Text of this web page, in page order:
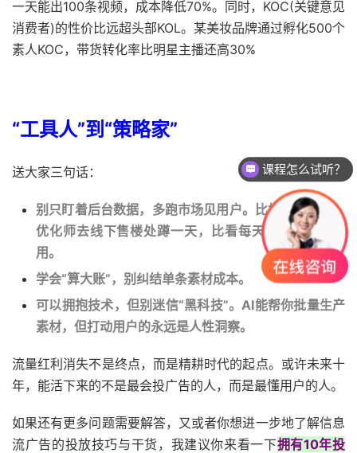
一天能出100条视频，成本降低70%。同时，KOC(关键意见
消费者)的性价比远超头部KOL。某美妆品牌通过孵化500个
素人KOC，带货转化率比明星主播还高30%
“工具人”到“策略家”
送大家三句话：
别只盯着后台数据，多跑市场见用户。比如房产行业，
优化师去线下售楼处蹲一天，比看每天只看报表更有
用。
学会“算大账”，别纠结单条素材成本。
可以拥抱技术，但别迷信“黑科技”。AI能帮你批量生产
素材，但打动用户的永远是人性洞察。
流量红利消失不是终点，而是精耕时代的起点。或许未来十
年，能活下来的不是最会投广告的人，而是最懂用户的人。
如果还有更多问题需要解答，又或者你想进一步地了解信息
流广告的投放技巧与干货，我建议你来看一下拥有10年投
学完后能提升效果吗？